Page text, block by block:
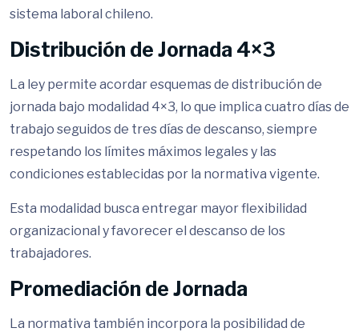
sistema laboral chileno.
Distribución de Jornada 4×3
La ley permite acordar esquemas de distribución de
jornada bajo modalidad 4×3, lo que implica cuatro días de
trabajo seguidos de tres días de descanso, siempre
respetando los límites máximos legales y las
condiciones establecidas por la normativa vigente.
Esta modalidad busca entregar mayor flexibilidad
organizacional y favorecer el descanso de los
trabajadores.
Promediación de Jornada
La normativa también incorpora la posibilidad de